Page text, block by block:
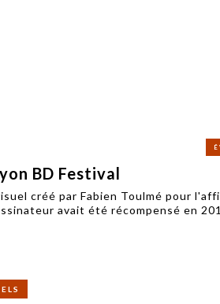
saison
BD Festival
créé par Fabien Toulmé pour
avait été récompensé en